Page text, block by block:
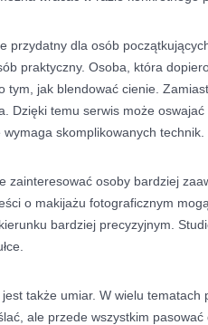
przydatny dla osób
praktyczny. Osoba, która
tym, jak blendować cienie.
Dzięki temu serwis może
skomplikowanych technik.
zainteresować osoby bardziej
o makijażu fotograficznym
bardziej precyzyjnym.
także umiar. W wielu tematach
ale przede wszystkim